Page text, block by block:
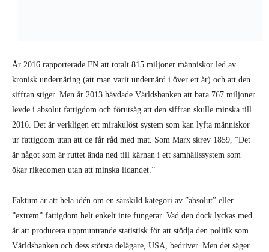
Faktum är att hela idén om en särskild kategori av ”absolut” eller
”extrem” fattigdom helt enkelt inte fungerar. Vad den dock lyckas med
är att producera uppmuntrande statistisk för att stödja den politik som
Världsbanken och dess största delägare, USA, bedriver. Men det säger
något om den verkliga situationen att Världsbanken tvingats justera sina
siffror och flytta målet vid ett flertal tillfällen, trots att de satt i system
att visa så fördelaktiga resultat som möjligt.
Förbannade lögner och statistik
I sin bok,The Divide: A Brief guide to Global Inequality and its
Solutions, berättar Jason Hickel från London School of Economics